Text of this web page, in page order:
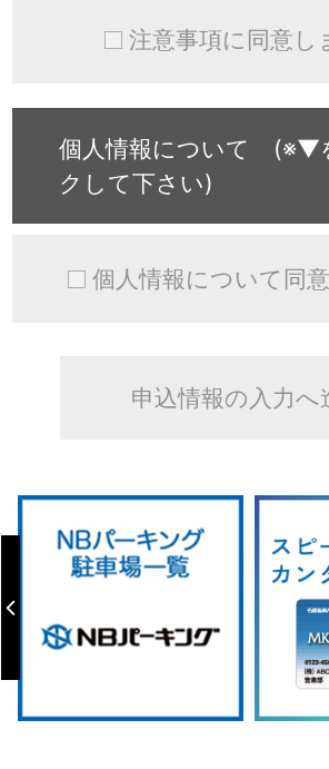
注意事項に同意し
個人情報について (※▼
クして下さい)
個人情報について同意